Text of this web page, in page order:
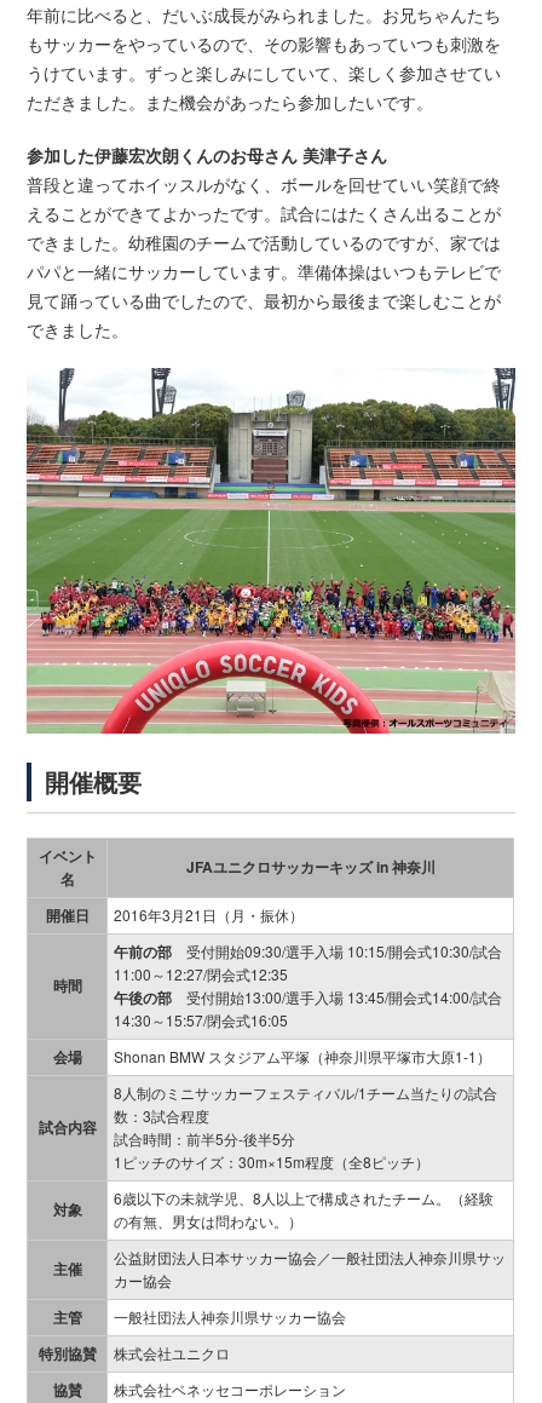
年前に比べると、だいぶ成長がみられました。お兄ちゃんたち
もサッカーをやっているので、その影響もあっていつも刺激を
うけています。ずっと楽しみにしていて、楽しく参加させてい
ただきました。また機会があったら参加したいです。
参加した伊藤宏次朗くんのお母さん 美津子さん
普段と違ってホイッスルがなく、ボールを回せていい笑顔で終
えることができてよかったです。試合にはたくさん出ることが
できました。幼稚園のチームで活動しているのですが、家では
パパと一緒にサッカーしています。準備体操はいつもテレビで
見て踊っている曲でしたので、最初から最後まで楽しむことが
できました。
開催概要
イベント
名
JFAユニクロサッカーキッズ in 神奈川
開催日 2016年3月21日（月・振休）
時間
午前の部 受付開始09:30/選手入場 10:15/開会式10:30/試合
11:00～12:27/閉会式12:35
午後の部 受付開始13:00/選手入場 13:45/開会式14:00/試合
14:30～15:57/閉会式16:05
会場 Shonan BMW スタジアム平塚（神奈川県平塚市大原1-1）
試合内容
8人制のミニサッカーフェスティバル/1チーム当たりの試合
数：3試合程度
試合時間：前半5分-後半5分
1ピッチのサイズ：30m×15m程度（全8ピッチ）
対象
6歳以下の未就学児、8人以上で構成されたチーム。（経験
の有無、男女は問わない。）
主催
公益財団法人日本サッカー協会／一般社団法人神奈川県サッ
カー協会
主管 一般社団法人神奈川県サッカー協会
特別協賛 株式会社ユニクロ
協賛 株式会社ベネッセコーポレーション